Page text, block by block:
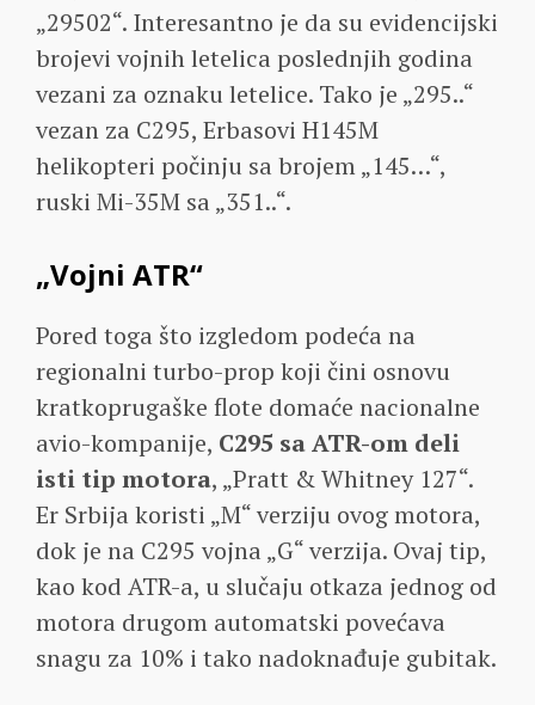
„29502“. Interesantno je da su evidencijski
brojevi vojnih letelica poslednjih godina
vezani za oznaku letelice. Tako je „295..“
vezan za C295, Erbasovi H145M
helikopteri počinju sa brojem „145…“,
ruski Mi-35M sa „351..“.
„Vojni ATR“
Pored toga što izgledom podeća na
regionalni turbo-prop koji čini osnovu
kratkoprugaške flote domaće nacionalne
avio-kompanije, C295 sa ATR-om deli
isti tip motora, „Pratt & Whitney 127“.
Er Srbija koristi „M“ verziju ovog motora,
dok je na C295 vojna „G“ verzija. Ovaj tip,
kao kod ATR-a, u slučaju otkaza jednog od
motora drugom automatski povećava
snagu za 10% i tako nadoknađuje gubitak.